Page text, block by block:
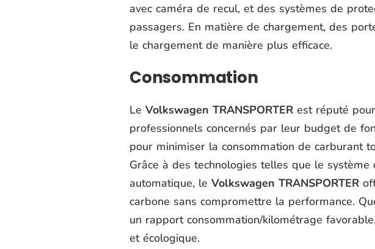
avec caméra de recul, et des systèmes de
passagers. En matière de chargement, des
le chargement de manière plus efficace.
Consommation
Le Volkswagen TRANSPORTER est réputé
professionnels concernés par leur budget de
pour minimiser la consommation de carburant
Grâce à des technologies telles que le
automatique, le Volkswagen TRANSPORTER
carbone sans compromettre la performance.
un rapport consommation/kilométrage
et écologique.